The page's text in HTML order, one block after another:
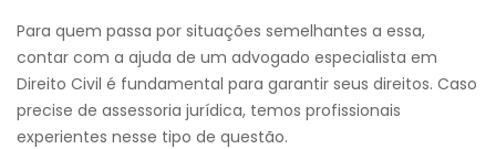
Para quem passa por situações semelhantes a essa,
contar com a ajuda de um advogado especialista em
Direito Civil é fundamental para garantir seus direitos. Caso
precise de assessoria jurídica, temos profissionais
experientes nesse tipo de questão.